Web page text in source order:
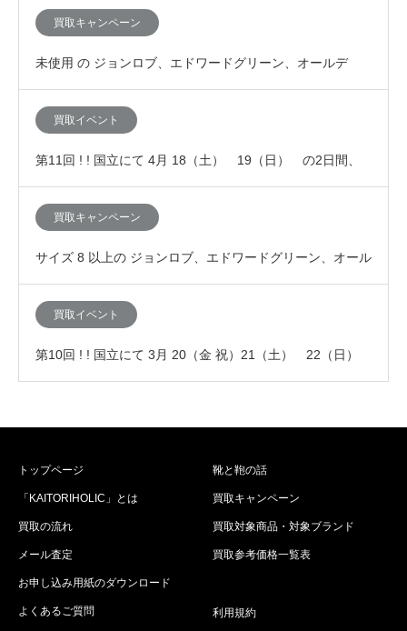
祝）の4日間、「査定額が10…
買取キャンペーン
未使用 の ジョンロブ、エドワードグリーン、オールデ
ン、JMウエストンなど高級靴の買取査定が7%上乗…
買取イベント
第11回 ! ! 国立にて 4月 18（土） 19（日） の2日間、
「査定額が10%アップする買取イ…
買取キャンペーン
サイズ 8 以上の ジョンロブ、エドワードグリーン、オール
デン、JMウエストンなど高級靴の買取査定が…
買取イベント
第10回 ! ! 国立にて 3月 20（金 祝）21（土） 22（日）
トップページ
「KAITORIHOLIC」とは
買取の流れ
メール査定
お申し込み用紙のダウンロード
よくあるご質問
靴と鞄の話
買取キャンペーン
買取対象商品・対象ブランド
買取参考価格一覧表
利用規約